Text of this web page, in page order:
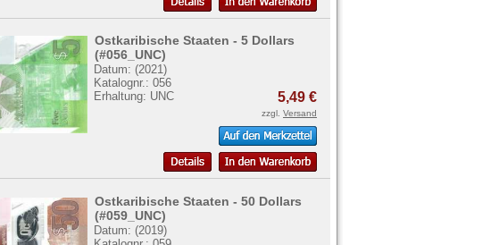
Ostkaribische Staaten - 5 Dollars
(#056_UNC)
Datum: (2021)
Katalognr.: 056
Erhaltung: UNC
5,49 €
zzgl. Versand
Ostkaribische Staaten - 50 Dollars
(#059_UNC)
Datum: (2019)